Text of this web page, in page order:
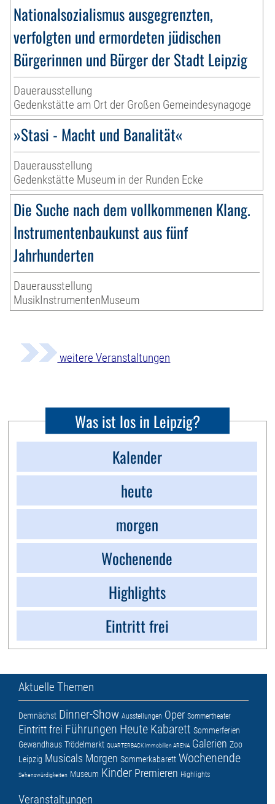
Nationalsozialismus ausgegrenzten,
verfolgten und ermordeten jüdischen
Bürgerinnen und Bürger der Stadt Leipzig
Dauerausstellung
Gedenkstätte am Ort der Großen Gemeindesynagoge
»Stasi - Macht und Banalität«
Dauerausstellung
Gedenkstätte Museum in der Runden Ecke
Die Suche nach dem vollkommenen Klang.
Instrumentenbaukunst aus fünf
Jahrhunderten
Dauerausstellung
MusikInstrumentenMuseum
weitere Veranstaltungen
Was ist los in Leipzig?
Kalender
heute
morgen
Wochenende
Highlights
Eintritt frei
Aktuelle Themen
Demnächst Dinner-Show Ausstellungen Oper Sommertheater
Eintritt frei Führungen Heute Kabarett Sommerferien
Gewandhaus Trödelmarkt QUARTERBACK Immobilien ARENA Galerien Zoo
Leipzig Musicals Morgen Sommerkabarett Wochenende
Sehenswürdigkeiten Museum Kinder Premieren Highlights
Veranstaltungen